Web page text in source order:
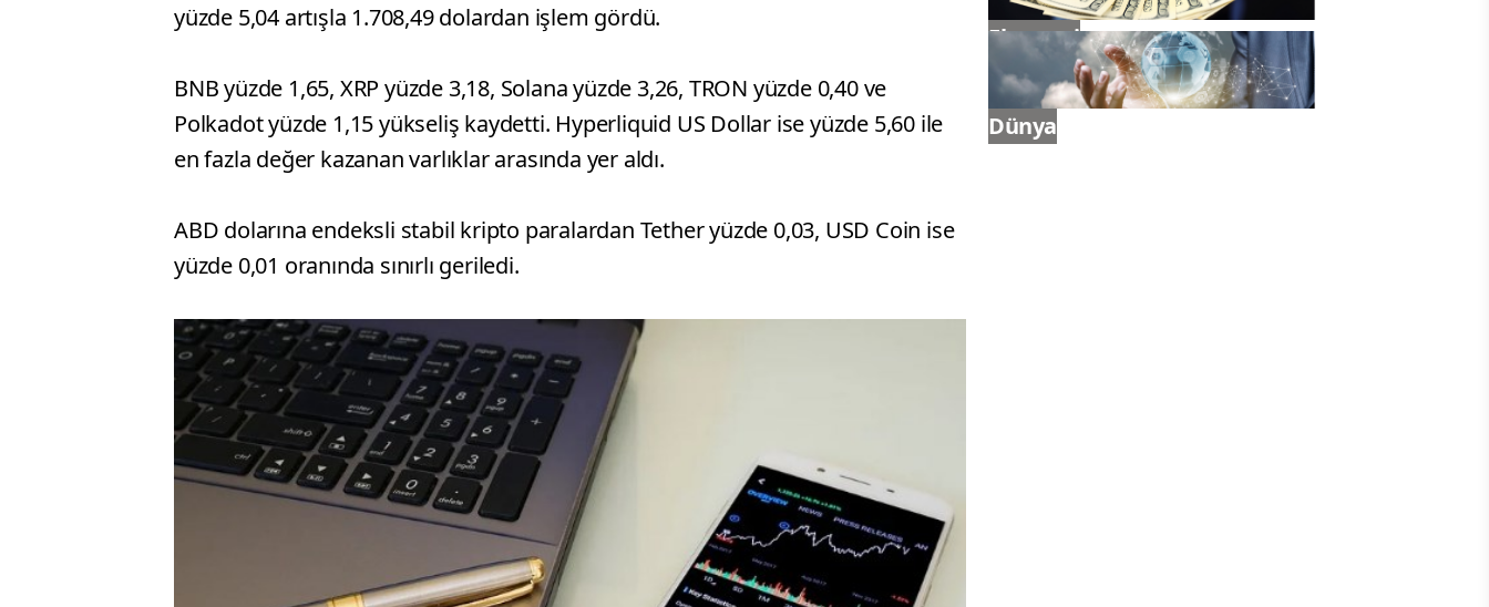
yüzde 5,04 artışla 1.708,49 dolardan işlem gördü.
BNB yüzde 1,65, XRP yüzde 3,18, Solana yüzde 3,26, TRON yüzde 0,40 ve
Polkadot yüzde 1,15 yükseliş kaydetti. Hyperliquid US Dollar ise yüzde 5,60 ile
en fazla değer kazanan varlıklar arasında yer aldı.
ABD dolarına endeksli stabil kripto paralardan Tether yüzde 0,03, USD Coin ise
yüzde 0,01 oranında sınırlı geriledi.
Ekonomi
Dünya